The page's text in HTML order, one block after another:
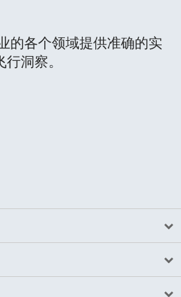
的各个领域提供准确的实
洞察。